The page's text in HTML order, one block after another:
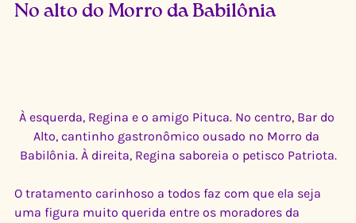
No alto do Morro da Babilônia
À esquerda, Regina e o amigo Pituca. No centro, Bar do
Alto, cantinho gastronômico ousado no Morro da
Babilônia. À direita, Regina saboreia o petisco Patriota.
O tratamento carinhoso a todos faz com que ela seja
uma figura muito querida entre os moradores da